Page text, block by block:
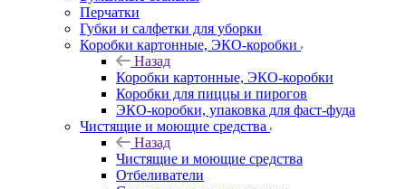
Перчатки
Губки и салфетки для уборки
Коробки картонные, ЭКО-коробки
Назад
Коробки картонные, ЭКО-коробки
Коробки для пиццы и пирогов
ЭКО-коробки, упаковка для фаст-фуда
Чистящие и моющие средства
Назад
Чистящие и моющие средства
Отбеливатели